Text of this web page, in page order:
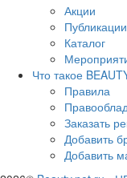
Акции
Публикации
Каталог
Что такое
Правила
Заказать
Добавить
Добавить